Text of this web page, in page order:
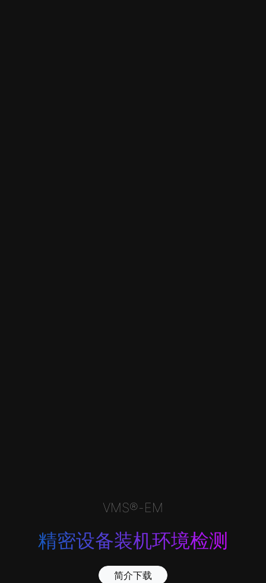
VMS®-EM
精密设备装机环境检测
简介下载